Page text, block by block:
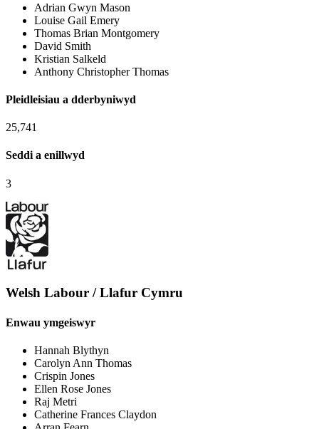
Adrian Gwyn Mason
Louise Gail Emery
Thomas Brian Montgomery
David Smith
Kristian Salkeld
Anthony Christopher Thomas
Pleidleisiau a dderbyniwyd
25,741
Seddi a enillwyd
3
Welsh Labour / Llafur Cymru
Enwau ymgeiswyr
Hannah Blythyn
Carolyn Ann Thomas
Crispin Jones
Ellen Rose Jones
Raj Metri
Catherine Frances Claydon